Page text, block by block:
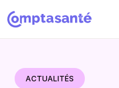
ACTUALITÉS